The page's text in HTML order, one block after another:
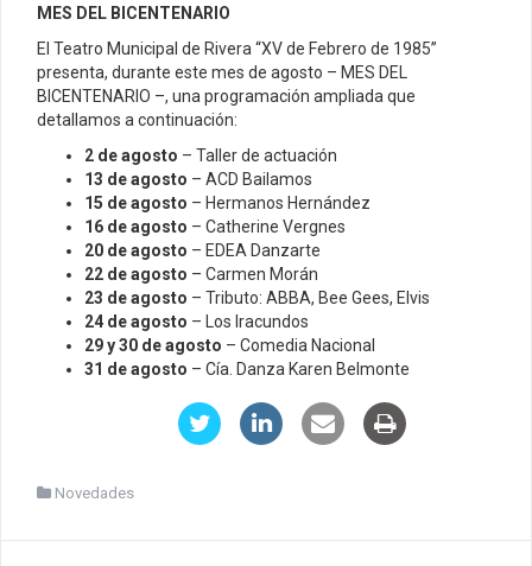
MES DEL BICENTENARIO
El Teatro Municipal de Rivera “XV de Febrero de 1985”
presenta, durante este mes de agosto – MES DEL
BICENTENARIO –, una programación ampliada que
detallamos a continuación:
2 de agosto – Taller de actuación
13 de agosto – ACD Bailamos
15 de agosto – Hermanos Hernández
16 de agosto – Catherine Vergnes
20 de agosto – EDEA Danzarte
22 de agosto – Carmen Morán
23 de agosto – Tributo: ABBA, Bee Gees, Elvis
24 de agosto – Los Iracundos
29 y 30 de agosto – Comedia Nacional
31 de agosto – Cía. Danza Karen Belmonte
Novedades